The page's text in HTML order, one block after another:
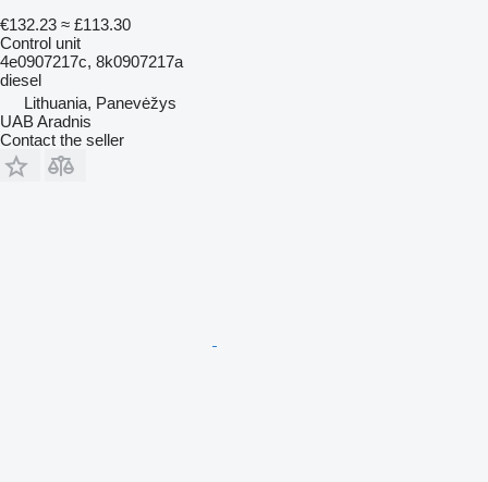
€132.23 ≈ £113.30
Control unit
4e0907217c, 8k0907217a
diesel
Lithuania, Panevėžys
UAB Aradnis
Contact the seller